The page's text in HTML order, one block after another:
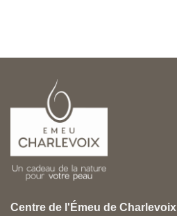
Centre de l'Émeu de Charlevoix